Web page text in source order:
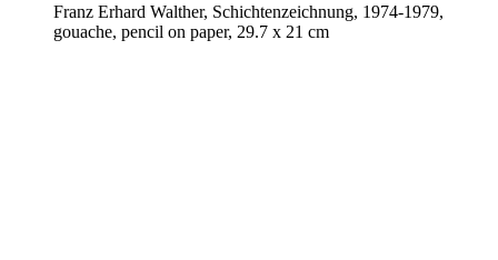
Franz Erhard Walther, Schichtenzeichnung, 1974-1979,
gouache, pencil on paper, 29.7 x 21 cm